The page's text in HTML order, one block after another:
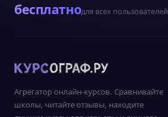
бесплатнодля всех пользователей
Агрегатор онлайн-курсов. Сравнивайте
школы, читайте отзывы, находите